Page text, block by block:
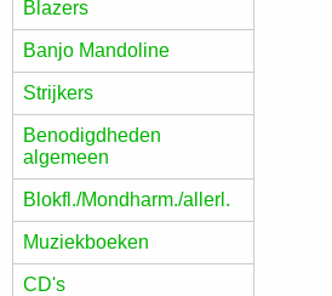
Blazers
Banjo Mandoline
Strijkers
Benodigdheden
algemeen
Blokfl./Mondharm./allerl.
Muziekboeken
CD's